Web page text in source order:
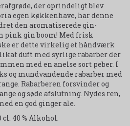
der oprindeligt blev
egen køkkenhave, har denne
den aromatiserede gin-
pink gin boom! Med frisk
er dette virkelig et håndværk
duft med syrlige rabarber der
med en anelse sort peber. I
og mundvandende rabarber med
Rabarberen forsvinder og
og søde afslutning. Nydes ren,
en god ginger ale.
40 % Alkohol.